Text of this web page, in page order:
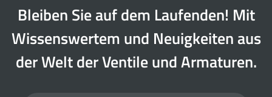
Bleiben Sie auf dem Laufenden! Mit
Wissenswertem und Neuigkeiten aus
der Welt der Ventile und Armaturen.